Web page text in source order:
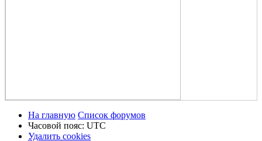
На главную Список форумов
Часовой пояс: UTC
Удалить cookies